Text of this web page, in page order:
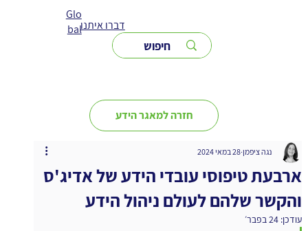
דברו איתנו
Glo
bal
חזרה למאגר הידע
ארבעת טיפוסי עובדי הידע של אדיג'ס
והקשר שלהם לעולם ניהול הידע
נגה ציפמן 28 במאי 2024
עודכן: 24 בפבר׳